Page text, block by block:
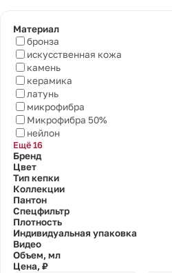
Материал
бронза
искусственная кожа
камень
керамика
латунь
микрофибра
Микрофибра 50%
нейлон
Ещё 16
Бренд
Цвет
Тип кепки
Коллекции
Пантон
Спецфильтр
Плотность
Индивидуальная упаковка
Видео
Объем, мл
Цена, ₽